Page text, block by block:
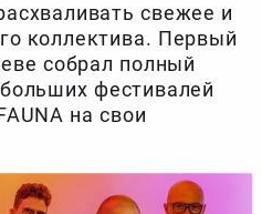
свежее и
коллектива. Первый
собрал полный
фестивалей
на свои